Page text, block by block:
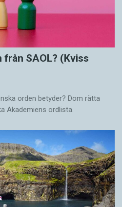
SAOL? (Kviss
orden betyder? Dom rätta
Akademiens ordlista.